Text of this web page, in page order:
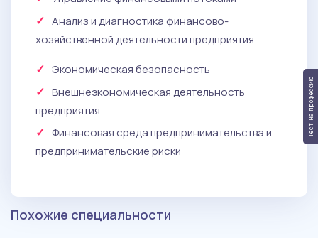
Анализ и диагностика финансово-
хозяйственной деятельности предприятия
Экономическая безопасность
Внешнеэкономическая деятельность
предприятия
Финансовая среда предпринимательства и
предпринимательские риски
Похожие специальности
Тест на профессию